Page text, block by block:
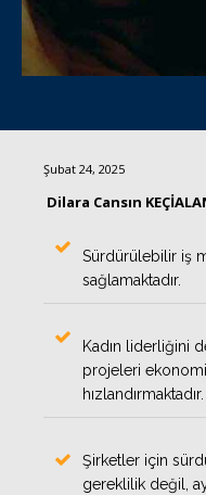
Şubat 24, 2025
Dilara Cansın
Sürdürülebilir iş
sağlamaktadır.
Kadın liderliğini
projeleri
hızlandırmaktadır.
Şirketler için
gereklilik değil,